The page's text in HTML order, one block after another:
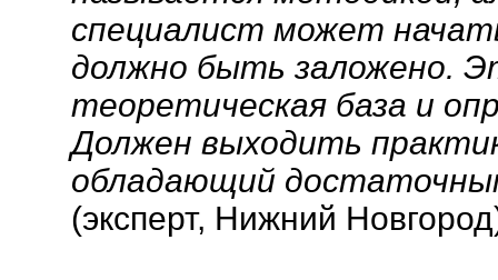
специалист может
должно быть заложено.
теоретическая база и
Должен выходить
обладающий
(эксперт, Нижний